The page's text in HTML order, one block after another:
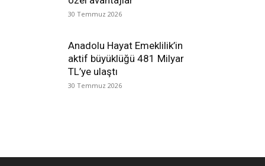
30 Temmuz 2026
Anadolu Hayat Emeklilik’in
aktif büyüklüğü 481 Milyar
TL’ye ulaştı
30 Temmuz 2026